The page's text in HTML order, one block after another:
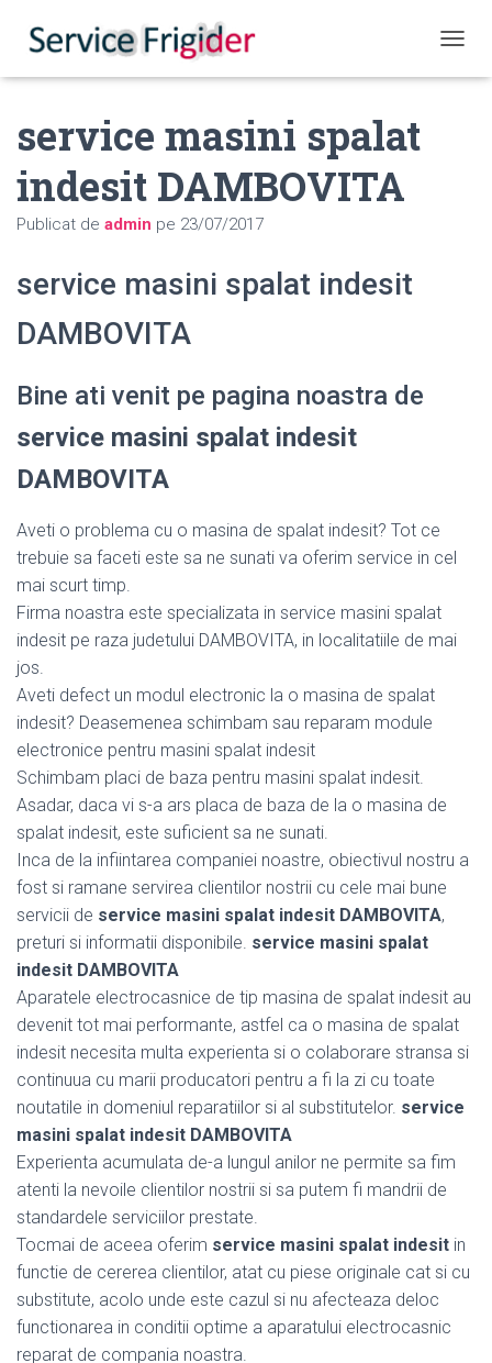
service masini spalat
indesit DAMBOVITA
Publicat de admin pe 23/07/2017
service masini spalat indesit
DAMBOVITA
Bine ati venit pe pagina noastra de
service masini spalat indesit
DAMBOVITA
Aveti o problema cu o masina de spalat indesit? Tot ce
trebuie sa faceti este sa ne sunati va oferim service in cel
mai scurt timp.
Firma noastra este specializata in service masini spalat
indesit pe raza judetului DAMBOVITA, in localitatiile de mai
jos.
Aveti defect un modul electronic la o masina de spalat
indesit? Deasemenea schimbam sau reparam module
electronice pentru masini spalat indesit
Schimbam placi de baza pentru masini spalat indesit.
Asadar, daca vi s-a ars placa de baza de la o masina de
spalat indesit, este suficient sa ne sunati.
Inca de la infiintarea companiei noastre, obiectivul nostru a
fost si ramane servirea clientilor nostrii cu cele mai bune
servicii de service masini spalat indesit DAMBOVITA,
preturi si informatii disponibile. service masini spalat
indesit DAMBOVITA
Aparatele electrocasnice de tip masina de spalat indesit au
devenit tot mai performante, astfel ca o masina de spalat
indesit necesita multa experienta si o colaborare stransa si
continuua cu marii producatori pentru a fi la zi cu toate
noutatile in domeniul reparatiilor si al substitutelor. service
masini spalat indesit DAMBOVITA
Experienta acumulata de-a lungul anilor ne permite sa fim
atenti la nevoile clientilor nostrii si sa putem fi mandrii de
standardele serviciilor prestate.
Tocmai de aceea oferim service masini spalat indesit in
functie de cererea clientilor, atat cu piese originale cat si cu
substitute, acolo unde este cazul si nu afecteaza deloc
functionarea in conditii optime a aparatului electrocasnic
reparat de compania noastra.